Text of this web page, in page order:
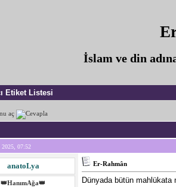
İslam ve din
Etiket Listesi
2025, 07:52
anatoLya
👑HanımAğa👑
Er-Rahmân
Dünyada bütün